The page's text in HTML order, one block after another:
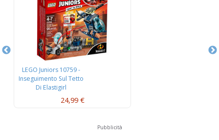
LEGO Juniors 10759 -
Inseguimento Sul Tetto
Di Elastigirl
24,99 €
Pubblicità